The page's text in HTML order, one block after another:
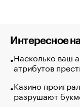
Интересное
Насколько ваш
атрибутов
Казино
разрушают